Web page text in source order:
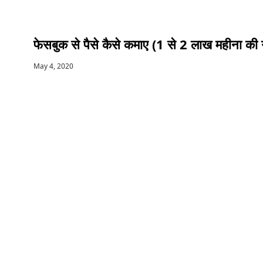
फेसबुक से पैसे कैसे कमाए (1 से 2 लाख महीना की
May 4, 2020